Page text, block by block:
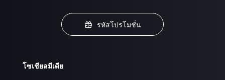
รหัสโปรโมชั่น
โซเชียลมีเดีย